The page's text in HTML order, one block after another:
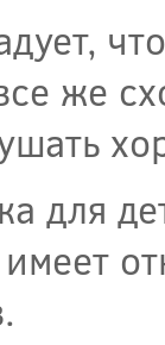
же
для